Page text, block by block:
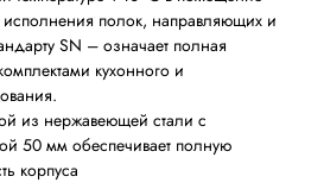
полок, направляющих и
SN – означает полная
кухонного и
из нержавеющей стали с
50 мм обеспечивает полную
корпуса